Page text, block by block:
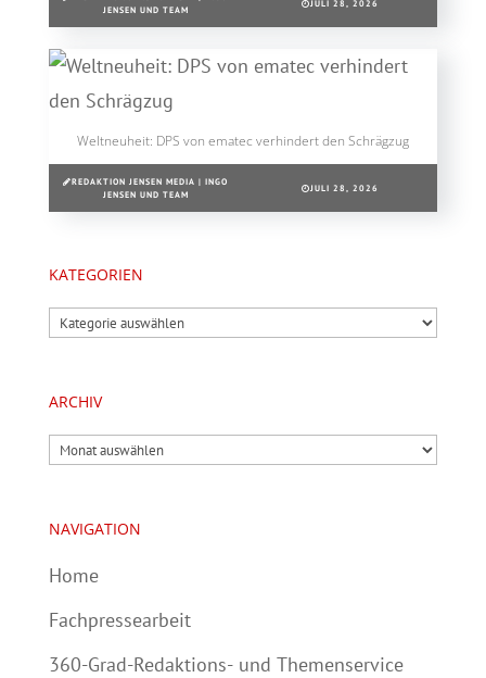
JENSEN UND TEAM
JULI 28, 2026
Weltneuheit: DPS von ematec verhindert den Schrägzug
REDAKTION JENSEN MEDIA | INGO
JENSEN UND TEAM
JULI 28, 2026
KATEGORIEN
Kategorien
ARCHIV
Archiv
NAVIGATION
Home
Fachpressearbeit
360-Grad-Redaktions- und Themenservice